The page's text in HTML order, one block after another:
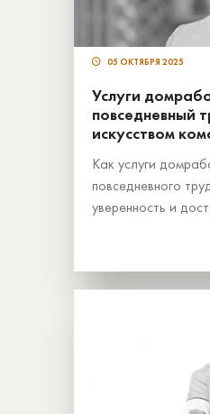
05 ОКТЯБРЯ 2025
Услуги
повседневный
искусством
Как услуги
повседневного
уверенность и